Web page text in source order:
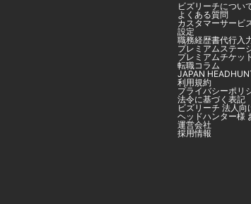
ビズリーチについ
よくある質問
カスタマーサービ
設定
職務経歴書代行入
プレミアムステー
プレミアムチケッ
転職コラム
JAPAN
利用規約
プライバシーポリ
法令に基づく表記
ビズリーチ 法人向
ヘッドハンター様
運営会社
採用情報